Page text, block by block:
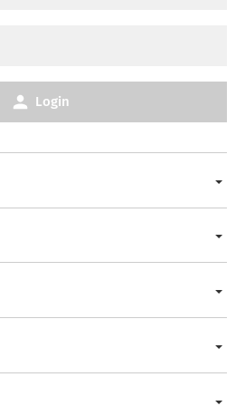
Login